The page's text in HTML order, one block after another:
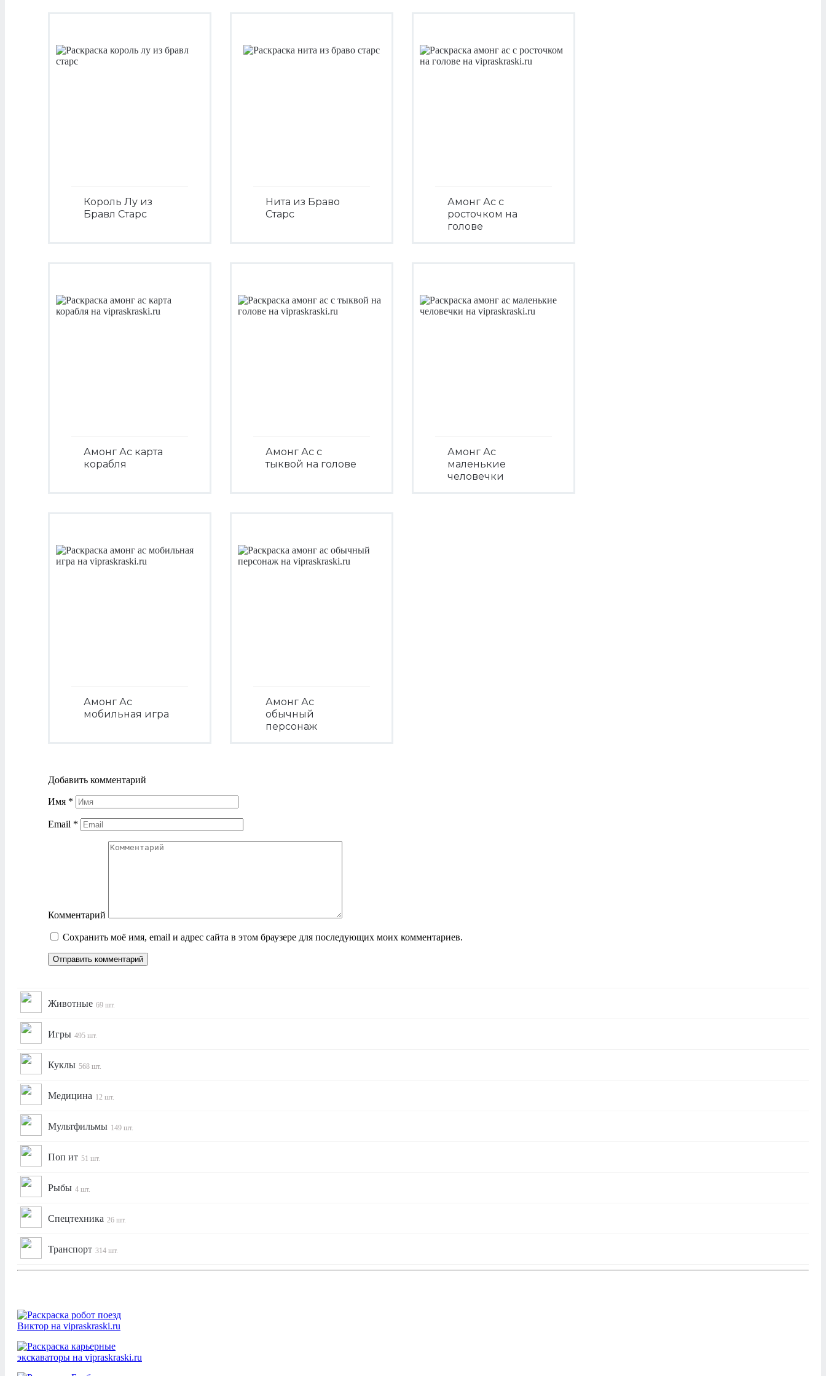
Король Лу из
Бравл Старс
Нита из Браво
Старс
Амонг Ас с
росточком на
голове
Амонг Ас карта
корабля
Амонг Ас с
тыквой на голове
Амонг Ас
маленькие
человечки
Амонг Ас
мобильная игра
Амонг Ас
обычный
персонаж
Добавить комментарий
Имя *
Email *
Комментарий
Сохранить моё имя, email и адрес сайта в этом браузере для последующих моих комментариев.
Животные 69 шт.
Игры 495 шт.
Куклы 568 шт.
Медицина 12 шт.
Мультфильмы 149 шт.
Поп ит 51 шт.
Рыбы 4 шт.
Спецтехника 26 шт.
Транспорт 314 шт.